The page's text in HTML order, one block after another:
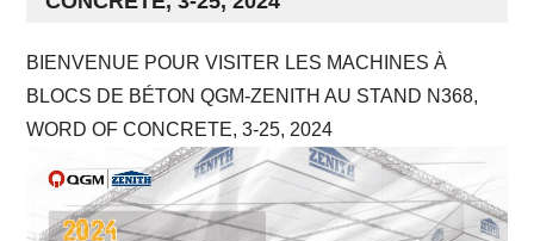
BIENVENUE POUR VISITER LES MACHINES À
BLOCS DE BÉTON QGM-ZENITH AU STAND N368,
WORD OF CONCRETE, 3-25, 2024